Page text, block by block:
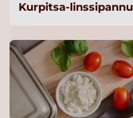
Kurpitsa-linssipannu